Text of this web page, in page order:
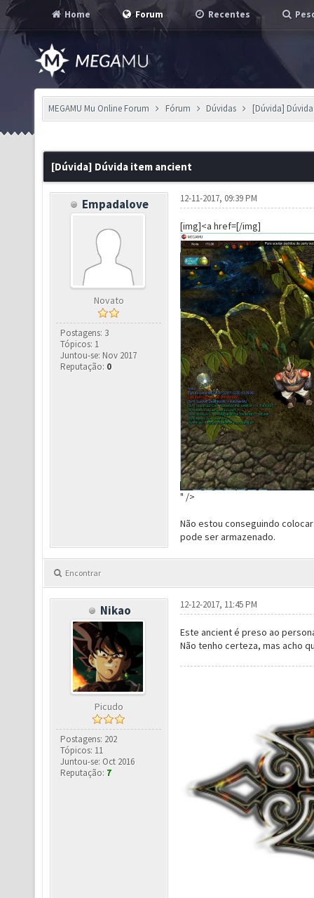
Home Forum Recentes
MEGAMU Mu Online Forum Fórum Dúvidas [Dúvida]
[Dúvida] Dúvida item ancient
Empadalove
Novato
Postagens: 3
Tópicos: 1
Juntou-se: Nov 2017
Reputação: 0
12-11-2017, 09:39 PM
[img]<a href=[/img]
" />
Não estou conseguindo
pode ser armazenado.
Encontrar
Nikao
Picudo
Postagens: 202
Tópicos: 11
Juntou-se: Oct 2016
Reputação: 7
12-12-2017, 11:45 PM
Este ancient é preso ao
Não tenho certeza, mas acho